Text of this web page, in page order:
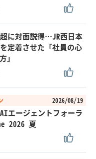
に対面説得…JR西日本
定着させた「社員の心
」
2026/08/19
エージェントフォーラ
2026 夏